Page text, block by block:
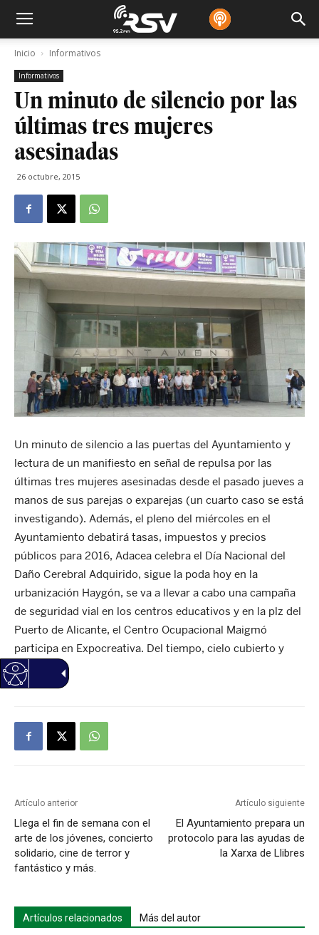
Inicio Informativos
Informativos
Un minuto de silencio por las
últimas tres mujeres
asesinadas
26 octubre, 2015
Un minuto de silencio a las puertas del Ayuntamiento y
lectura de un manifiesto en señal de repulsa por las
últimas tres mujeres asesinadas desde el pasado jueves a
manos de sus parejas o exparejas (un cuarto caso se está
investigando). Además, el pleno del miércoles en el
Ayuntamiento debatirá tasas, impuestos y precios
públicos para 2016, Adacea celebra el Día Nacional del
Daño Cerebral Adquirido, sigue la poda hoy en la
urbanización Haygón, se va a llevar a cabo una campaña
de seguridad vial en los centros educativos y en la plz del
Puerto de Alicante, el Centro Ocupacional Maigmó
participa en Expocreativa. Del tiempo, cielo cubierto y
20ºC
Artículo anterior
Llega el fin de semana con el
arte de los jóvenes, concierto
solidario, cine de terror y
fantástico y más.
Artículo siguiente
El Ayuntamiento prepara un
protocolo para las ayudas de
la Xarxa de Llibres
Artículos relacionados Más del autor